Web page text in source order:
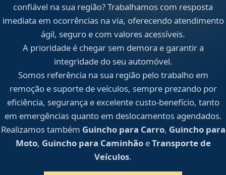
confiável na sua região? Trabalhamos com resposta
imediata em ocorrências na via, oferecendo atendimento
ágil, seguro e com valores acessíveis.
A prioridade é chegar sem demora e garantir a
integridade do seu automóvel.
Somos referência na sua região pelo trabalho em
remoção e suporte de veículos, sempre prezando por
eficiência, segurança e excelente custo-benefício, tanto
em emergências quanto em deslocamentos agendados.
Realizamos também Guincho para Carro, Guincho para
Moto, Guincho para CaminhãoeTransporte de
Veículos.